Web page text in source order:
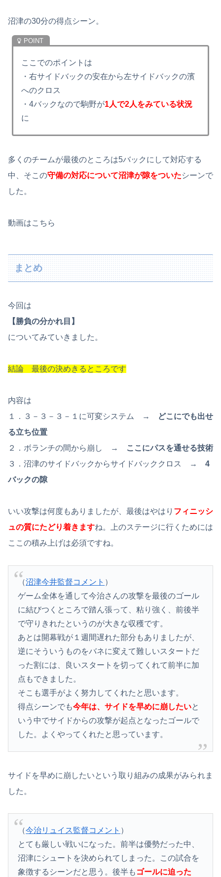
沼津の30分の得点シーン。
ここでのポイントは
・右サイドバックの安在から左サイドバックの濱
へのクロス
・4バックなので駒野が1人で2人をみている状況
に
多くのチームが最後のところは5バックにして対応する
中、そこの守備の対応について沼津が隙をついたシーンで
した。
動画はこちら
まとめ
今回は
【勝負の分かれ目】
についてみていきました。
結論 最後の決めきるところです
内容は
１．３－３－３－１に可変システム →
どこにでも出せ
る立ち位置
２．ボランチの間から崩し →
ここにパスを通せる技術
３．沼津のサイドバックからサイドバッククロス → 4
バックの隙
いい攻撃は何度もありましたが、最後はやはり フィニッシ
ュの質にたどり着きますね。上のステージに行くためには
ここの積み上げは必須ですね。
（沼津今井監督コメント ）
ゲーム全体を通して今治さんの攻撃を最後のゴール
に結びつくところで踏ん張って、粘り強く、前後半
で守りきれたというのが大きな収穫です。
あとは開幕戦が１週間遅れた部分もありましたが、
逆にそういうものをバネに変えて難しいスタートだ
った割には、良いスタートを切ってくれて前半に加
点もできました。
そこも選手がよく努力してくれたと思います。
得点シーンでも今年は、サイドを早めに崩したいと
いう中でサイドからの攻撃が起点となったゴールで
した。よくやってくれたと思っています。
サイドを早めに崩したいという取り組みの成果がみられま
した。
（今治リュイス監督コメント ）
とても厳しい戦いになった。前半は優勢だった中、
沼津にシュートを決められてしまった。この試合を
象徴するシーンだと思う。後半も ゴールに迫った